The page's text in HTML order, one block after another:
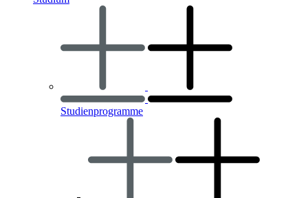
Studienprogramme